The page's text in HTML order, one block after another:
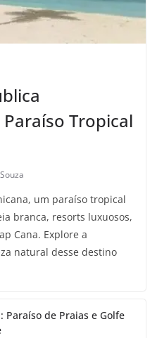
Tropical
um paraíso tropical
branca, resorts luxuosos,
Cana. Explore a
natural desse destino
Paraíso de Praias e Golfe